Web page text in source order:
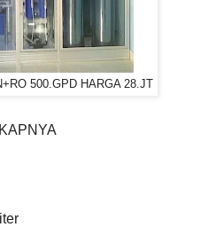
500.GPD HARGA 28.JT